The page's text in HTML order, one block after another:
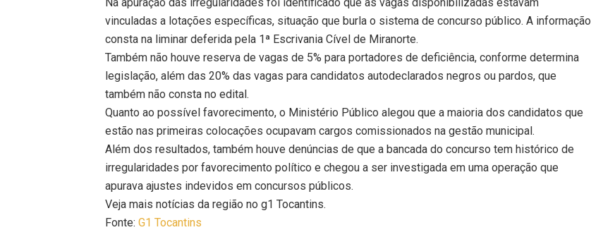
vinculadas a lotações específicas, situação que burla o sistema de concurso público. A informação
consta na liminar deferida pela 1ª Escrivania Cível de Miranorte.
Também não houve reserva de vagas de 5% para portadores de deficiência, conforme determina
legislação, além das 20% das vagas para candidatos autodeclarados negros ou pardos, que
também não consta no edital.
Quanto ao possível favorecimento, o Ministério Público alegou que a maioria dos candidatos que
estão nas primeiras colocações ocupavam cargos comissionados na gestão municipal.
Além dos resultados, também houve denúncias de que a bancada do concurso tem histórico de
irregularidades por favorecimento político e chegou a ser investigada em uma operação que
apurava ajustes indevidos em concursos públicos.
Veja mais notícias da região no g1 Tocantins.
Fonte:G1 Tocantins